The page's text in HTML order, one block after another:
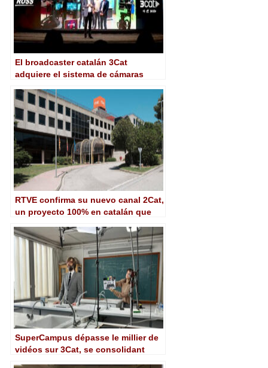
El broadcaster catalán 3Cat
adquiere el sistema de cámaras
RTVE confirma su nuevo canal 2Cat,
un proyecto 100% en catalán que
SuperCampus dépasse le millier de
vidéos sur 3Cat, se consolidant